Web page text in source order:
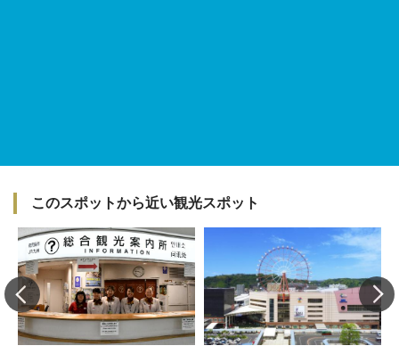
このスポットから近い観光スポット